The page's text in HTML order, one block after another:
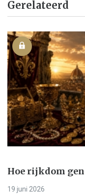
Gerelateerd
Hoe rijkdom
19 juni 2026